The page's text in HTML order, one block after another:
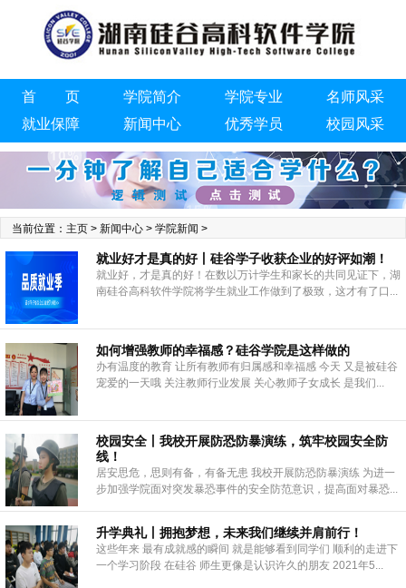
首 页 学院简介 学院专业
名师风采
就业保障
新闻中心 优秀学员
校园风采
联系我们
当前位置： 主页 > 新闻中心 > 学院新闻 >
就业好才是真的好丨硅谷学子收获企业的好评如潮！
就业好，才是真的好！在数以万计学生和家长的共同见证下，湖
南硅谷高科软件学院将学生就业工作做到了极致，这才有了口...
如何增强教师的幸福感？硅谷学院是这样做的
办有温度的教育 让所有教师有归属感和幸福感 今天 又是被硅谷
宠爱的一天哦 关注教师行业发展 关心教师子女成长 是我们...
校园安全丨我校开展防恐防暴演练，筑牢校园安全防
线！
居安思危，思则有备，有备无患 我校开展防恐防暴演练 为进一
步加强学院面对突发暴恐事件的安全防范意识，提高面对暴恐...
升学典礼丨拥抱梦想，未来我们继续并肩前行！
这些年来 最有成就感的瞬间 就是能够看到同学们 顺利的走进下
一个学习阶段 在硅谷 师生更像是认识许久的朋友 2021年5...